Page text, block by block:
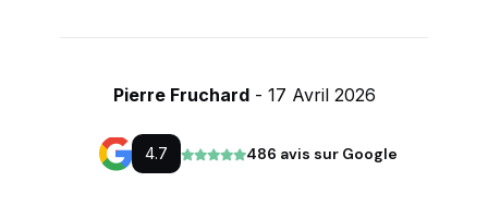
Pierre Fruchard- 17 Avril 2026
4.7 486 avis sur Google